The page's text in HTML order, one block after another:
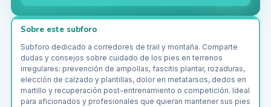
Sobre este subforo
Subforo dedicado a corredores de trail y montaña. Comparte
dudas y consejos sobre cuidado de los pies en terrenos
irregulares: prevención de ampollas, fascitis plantar, rozaduras,
elección de calzado y plantillas, dolor en metatarsos, dedos en
martillo y recuperación post-entrenamiento o competición. Ideal
para aficionados y profesionales que quieran mantener sus pies